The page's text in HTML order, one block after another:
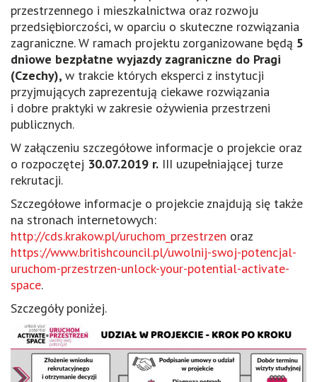
przestrzennego i mieszkalnictwa oraz rozwoju
przedsiębiorczości, w oparciu o skuteczne rozwiązania
zagraniczne. W ramach projektu zorganizowane będą 5
dniowe bezpłatne wyjazdy zagraniczne do Pragi
(Czechy), w trakcie których eksperci z instytucji
przyjmujących zaprezentują ciekawe rozwiązania
i dobre praktyki w zakresie ożywienia przestrzeni
publicznych.
W załączeniu szczegółowe informacje o projekcie oraz
o rozpoczętej 30.07.2019 r. III uzupełniającej turze
rekrutacji.
Szczegółowe informacje o projekcie znajdują się także
na stronach internetowych:
http://cds.krakow.pl/uruchom_przestrzen oraz
https://www.britishcouncil.pl/uwolnij-swoj-potencjal-
uruchom-przestrzen-unlock-your-potential-activate-
space.
Szczegóły poniżej.